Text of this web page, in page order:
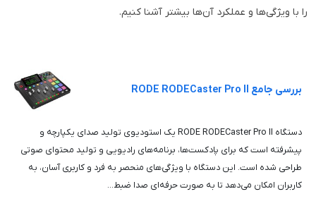
را با ویژگی‌ها و عملکرد آن‌ها بیشتر آشنا کنیم.
بررسی جامع RODE RODECaster Pro II
دستگاه RODE RODECaster Pro II یک استودیوی تولید صدای یکپارچه و
پیشرفته است که برای پادکست‌ها، برنامه‌های رادیویی و تولید محتوای صوتی
طراحی شده است. این دستگاه با ویژگی‌های منحصر به فرد و کاربری آسان، به
کاربران امکان می‌دهد تا به صورت حرفه‌ای صدا ضبط...